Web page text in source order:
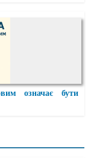
означає бути